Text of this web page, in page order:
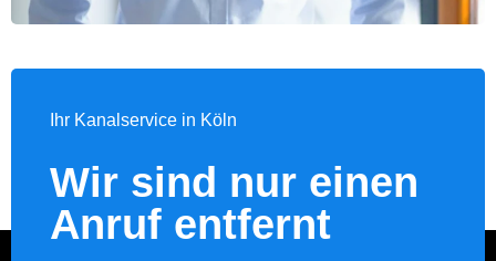
Ihr Kanalservice in Köln
Wir sind nur einen
Anruf entfernt